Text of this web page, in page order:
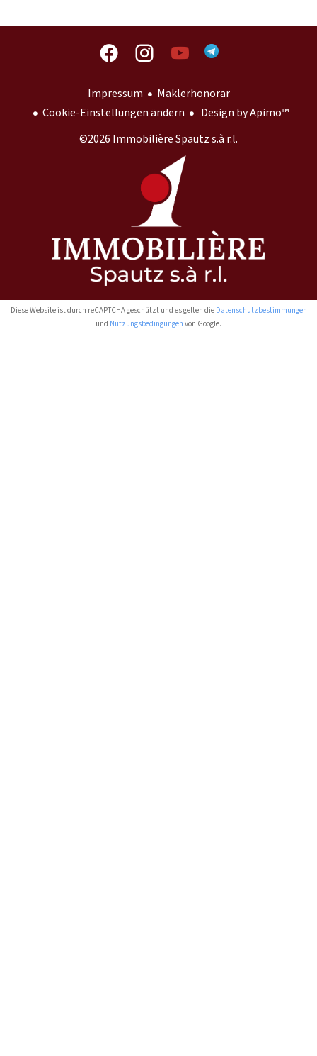
Impressum
Maklerhonorar
Cookie-Einstellungen ändern
Design byApimo™
©2026 Immobilière Spautz s.à r.l.
Diese Website ist durch reCAPTCHA geschützt und es gelten die Datenschutzbestimmungen
und Nutzungsbedingungen von Google.